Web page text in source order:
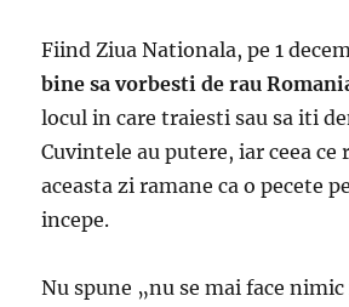
Fiind Ziua Nationala, pe 1
bine sa vorbesti de rau
locul in care traiesti sau sa iti
Cuvintele au putere, iar ceea ce
aceasta zi ramane ca o pecete
incepe.
Nu spune „nu se mai face